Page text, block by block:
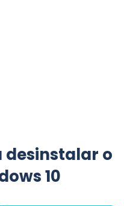
desinstalar o
10